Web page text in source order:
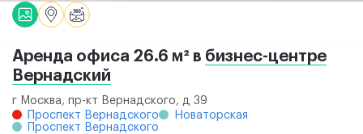
Аренда офиса 26.6 м² в бизнес-центре
Вернадский
г Москва, пр-кт Вернадского, д 39
Проспект Вернадского
Новаторская
Проспект Вернадского